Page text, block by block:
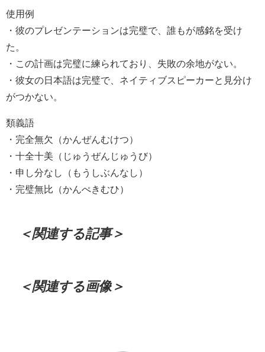
使用例
・彼のプレゼンテーションは完璧で、誰もが感銘を受け
た。
・この計画は完璧に練られており、失敗の余地がない。
・彼女の日本語は完璧で、ネイティブスピーカーと見分け
がつかない。
類義語
・完全無欠（かんぜんむけつ）
・十全十美（じゅうぜんじゅうび）
・申し分なし（もうしぶんなし）
・完璧無比（かんぺきむひ）
＜関連する記事＞
＜関連する画像＞